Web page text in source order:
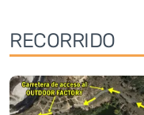
RECORRIDO